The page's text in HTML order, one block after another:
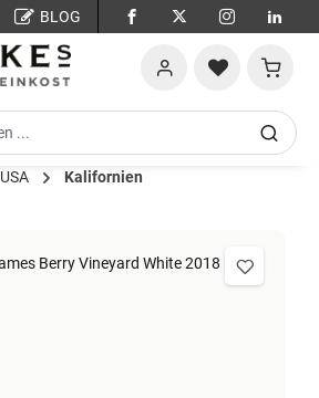
BLOG
USA Kalifornien